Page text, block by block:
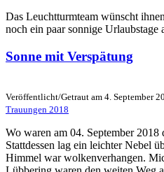
Das Leuchtturmteam wünscht
noch ein paar sonnige Urlaubstage
Sonne mit Verspätung
Veröffentlicht/Getraut am 4. September
Trauungen 2018
Wo waren am 04. September 2018
Stattdessen lag ein leichter Nebel
Himmel war wolkenverhangen.